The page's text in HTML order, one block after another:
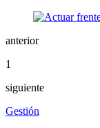
anterior
1
siguiente
Gestión